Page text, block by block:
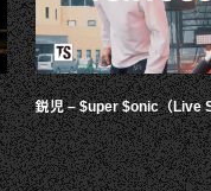
鋭児 – $uper $onic（Live